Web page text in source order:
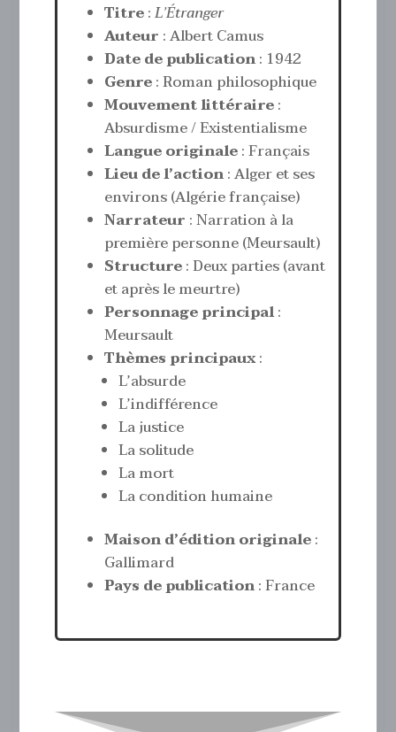
Titre:L’Étranger
Auteur :Albert Camus
Date de publication: 1942
Genre: Roman philosophique
Mouvement littéraire:
Absurdisme / Existentialisme
Langue originale: Français
Lieu de l’action: Alger et ses
environs (Algérie française)
Narrateur : Narration à la
première personne (Meursault)
Structure: Deux parties (avant
et après le meurtre)
Personnage principal:
Meursault
Thèmes principaux:
L’absurde
L’indifférence
La justice
La solitude
La mort
La condition humaine
Maison d’édition originale:
Gallimard
Pays de publication: France